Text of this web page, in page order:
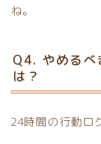
ね。
Q4. やめるべ
は？
24時間の行動ロ